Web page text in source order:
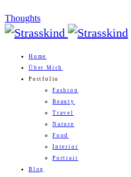
Thoughts
Home
Über Mich
Portfolio
Fashion
Beauty
Travel
Nature
Food
Interior
Portrait
Blog